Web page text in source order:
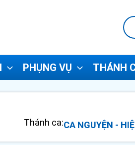
PHỤNG VỤ THÁNH
Thánh ca:CA NGUYỆN -